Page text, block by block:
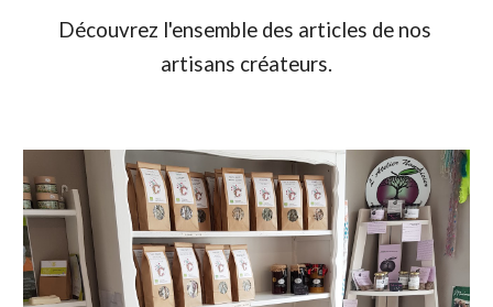
Découvrez l'ensemble des articles de nos
artisans créateurs.